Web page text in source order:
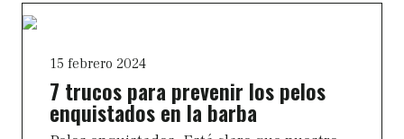
15 febrero 2024
7 trucos para prevenir los pelos
enquistados en la barba